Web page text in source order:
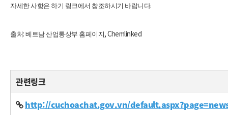
자세한 사항은 하기 링크에서 참조하시기 바랍니다.
출처: 베트남 산업통상부 홈페이지, Chemlinked
관련링크
http://cuchoachat.gov.vn/